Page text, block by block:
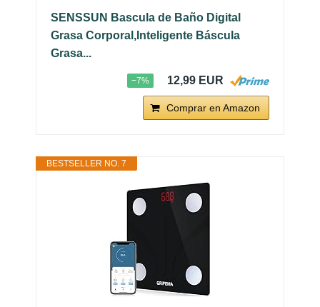
SENSSUN Bascula de Baño Digital
Grasa Corporal,Inteligente Báscula
Grasa...
−7% 12,99 EUR
Comprar en Amazon
BESTSELLER NO. 7